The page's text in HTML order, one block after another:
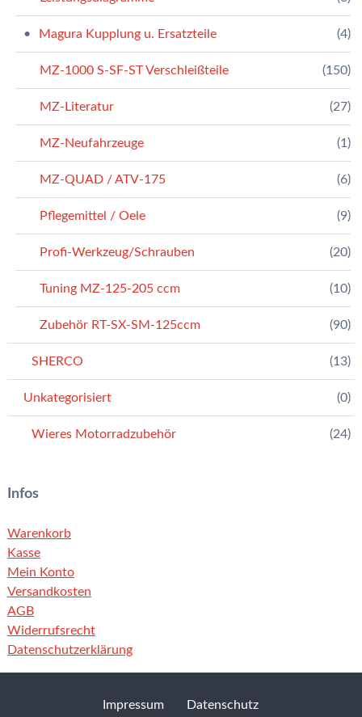
Magura Kupplung u. Ersatzteile (4)
MZ-1000 S-SF-ST Verschleißteile (150)
MZ-Literatur (27)
MZ-Neufahrzeuge (1)
MZ-QUAD / ATV-175 (6)
Pflegemittel / Oele (9)
Profi-Werkzeug/Schrauben (20)
Tuning MZ-125-205 ccm (10)
Zubehör RT-SX-SM-125ccm (90)
SHERCO (13)
Unkategorisiert (0)
Wieres Motorradzubehör (24)
Infos
Warenkorb
Kasse
Mein Konto
Versandkosten
AGB
Widerrufsrecht
Datenschutzerklärung
Impressum Datenschutz